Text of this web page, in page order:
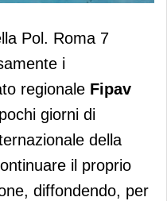
rete contro
Pol. Roma 7
i
regionale Fipav
giorni di
della
il proprio
diffondendo, per